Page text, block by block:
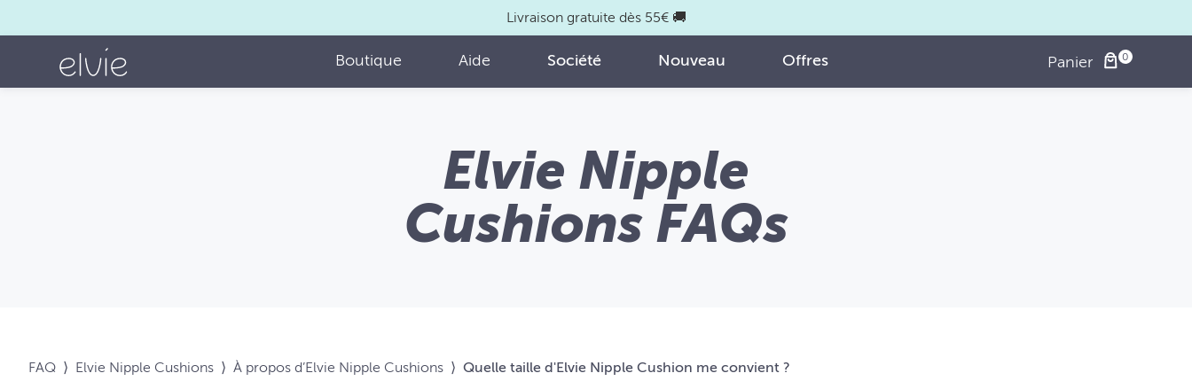
Livraison gratuite dès 55€ 🚚
Boutique Aide Société Nouveau Offres Panier
Elvie Nipple
Cushions FAQs
FAQ ⟩ Elvie Nipple Cushions ⟩ À propos d’Elvie Nipple Cushions ⟩ Quelle taille d'Elvie Nipple Cushion me convient ?